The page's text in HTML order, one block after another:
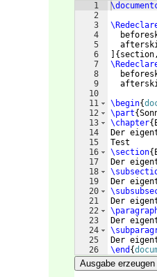
1
2
3
4
5
6
7
8
9
10
11
12
13
14
15
16
17
18
19
20
21
22
23
24
25
26
{
\begin{
\part{
\chapter{
Der
Test
\section{
Der
Der
Der
Der
Der
\end {
Ausgabe erzeugen